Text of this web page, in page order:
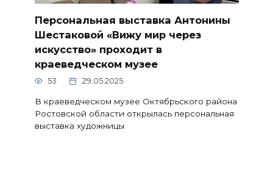
Персональная выставка Антонины
Шестаковой «Вижу мир через
искусство» проходит в
краеведческом музее
53 29.05.2025
В краеведческом музее Октябрьского района
Ростовской области открылась персональная
выставка художницы